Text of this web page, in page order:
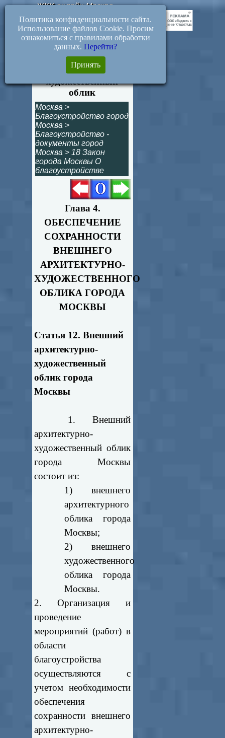
ЖКХ-онлайн.Москва
Статья 12. Внешний
архитектурно-
художественный
облик
Москва >
Благоустройство город
Москва >
Благоустройство -
документы город
Москва > 18 Закон
города Москвы О
благоустройстве
Глава 4.
ОБЕСПЕЧЕНИЕ
СОХРАННОСТИ
ВНЕШНЕГО
АРХИТЕКТУРНО-
ХУДОЖЕСТВЕННОГО
ОБЛИКА ГОРОДА
МОСКВЫ
Статья 12. Внешний
архитектурно-
художественный
облик города
Москвы
1. Внешний
архитектурно-
художественный облик
города Москвы
состоит из:
1) внешнего
архитектурного
облика города
Москвы;
2) внешнего
художественного
облика города
Москвы.
2. Организация и
проведение
мероприятий (работ) в
области
благоустройства
осуществляются с
учетом необходимости
обеспечения
сохранности внешнего
архитектурно-
Политика конфиденциальности сайта.
Использование файлов Cookie. Просим
ознакомиться с правилами обработки
данных. Перейти?
Принять